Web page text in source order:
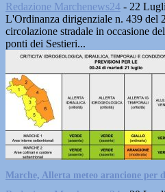
Redazione Marchenews24 - 22
L'Ordinanza dirigenziale n. 439 del
circolazione stradale in occasione
ponti dei Sestieri...
Marche, Allerta meteo arancione per